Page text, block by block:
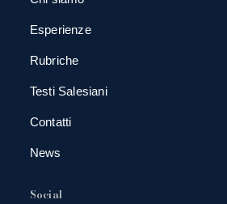
Esperienze
Rubriche
Testi Salesiani
Contatti
News
Social